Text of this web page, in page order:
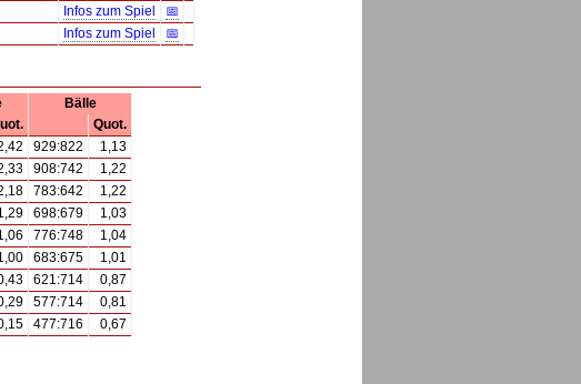
Infos zum Spiel
📅
Infos zum Spiel 📅
Bälle
Quot.
929:822
1,13
908:742
1,22
783:642
1,22
698:679
1,03
776:748
1,04
683:675
1,01
621:714
0,87
577:714
0,81
477:716
0,67